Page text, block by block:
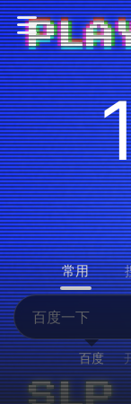
常用
百度